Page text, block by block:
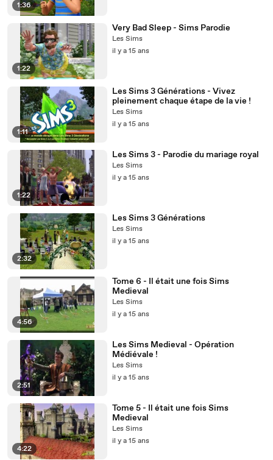
1:36
1:22
Very Bad Sleep - Sims Parodie
Les Sims
il y a 15 ans
1:11
Les Sims 3 Générations - Vivez
pleinement chaque étape de la vie !
Les Sims
il y a 15 ans
1:22
Les Sims 3 - Parodie du mariage royal
Les Sims
il y a 15 ans
2:32
Les Sims 3 Générations
Les Sims
il y a 15 ans
4:56
Tome 6 - Il était une fois Sims
Medieval
Les Sims
il y a 15 ans
2:51
Les Sims Medieval - Opération
Médiévale !
Les Sims
il y a 15 ans
4:22
Tome 5 - Il était une fois Sims
Medieval
Les Sims
il y a 15 ans